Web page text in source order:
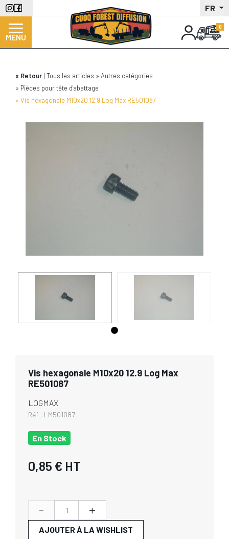
Aller
au
contenu
principal
FR
MENU
Retour Tous les articles
Autres catégories
Pièces pour tête d'abattage
Vis hexagonale M10x20 12.9 Log Max RE501087
Vis hexagonale M10x20 12.9 Log Max
RE501087
LOGMAX
Réf : LM501087
En Stock
0,85 € HT
- +
AJOUTER À LA WISHLIST